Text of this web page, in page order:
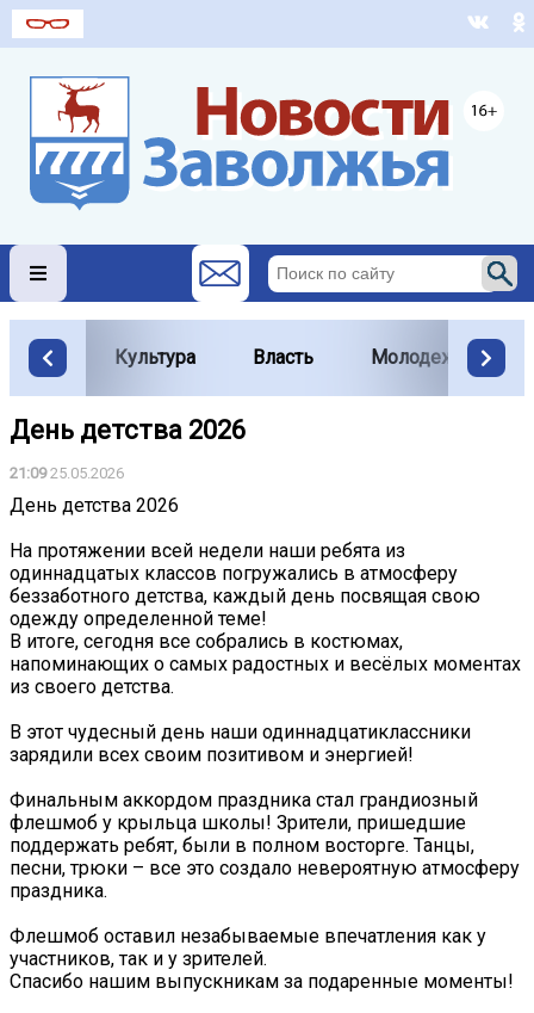
Культура Власть Молодежь
День детства 2026
21:0925.05.2026
День детства 2026
На протяжении всей недели наши ребята из
одиннадцатых классов погружались в атмосферу
беззаботного детства, каждый день посвящая свою
одежду определенной теме!
В итоге, сегодня все собрались в костюмах,
напоминающих о самых радостных и весёлых моментах
из своего детства.
В этот чудесный день наши одиннадцатиклассники
зарядили всех своим позитивом и энергией!
Финальным аккордом праздника стал грандиозный
флешмоб у крыльца школы! Зрители, пришедшие
поддержать ребят, были в полном восторге. Танцы,
песни, трюки – все это создало невероятную атмосферу
праздника.
Флешмоб оставил незабываемые впечатления как у
участников, так и у зрителей.
Спасибо нашим выпускникам за подаренные моменты!